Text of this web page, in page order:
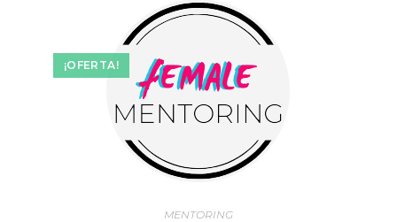
¡OFERTA!
MENTORING